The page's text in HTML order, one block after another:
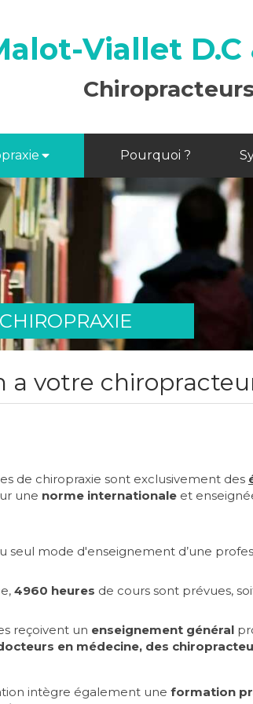
Viallet D.C
Pourquoi ?
a votre
de chiropraxie sont exclusivement des
une norme internationale et
seul mode d'enseignement d’une
4960 heures de cours sont prévues,
reçoivent un enseignement général
en médecine, des
intègre également une formation